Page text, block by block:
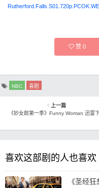
赞0
NBC 喜剧
上一篇
《妙女郎第一季》Funny Woman 迅雷
喜欢这部剧的人也喜欢 ·
《圣经